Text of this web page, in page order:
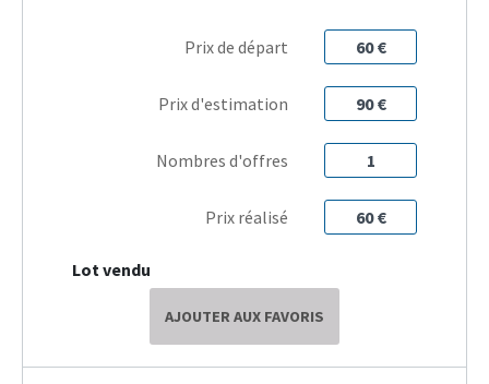
Prix de départ 60 €
Prix d'estimation 90 €
Nombres d'offres 1
Prix réalisé 60 €
Lot vendu
AJOUTER AUX FAVORIS